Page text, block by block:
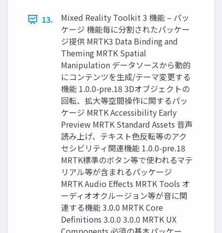
13.
Mixed Reality Toolkit 3 機能 – パッ
ケージ 機能毎に分割されたパッケー
ジ提供 MRTK3 Data Binding and
Theming MRTK Spatial
Manipulation データソースから動的
にコンテンツを生成/テーマ変更する
機能 1.0.0-pre.18 3Dオブジェクトの
回転、拡大等空間操作に関するパッ
ケージ MRTK Accessibility Early
Preview MRTK Standard Assets 音声
読み上げ、テキスト色反転等のアク
セシビリティ関連機能 1.0.0-pre.18
MRTK標準のボタン等で使われるマテ
リアル等が含まれるパッケージ
MRTK Audio Effects MRTK Tools オ
ーディオオクルージョン等が音に関
連する機能 3.0.0 MRTK Core
Definitions 3.0.0 3.0.0 MRTK UX